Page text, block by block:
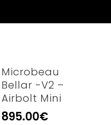
Microbeau
Bellar -V2 –
Airbolt Mini
895.00€